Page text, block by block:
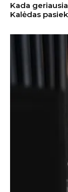
Kada
Kalėdas